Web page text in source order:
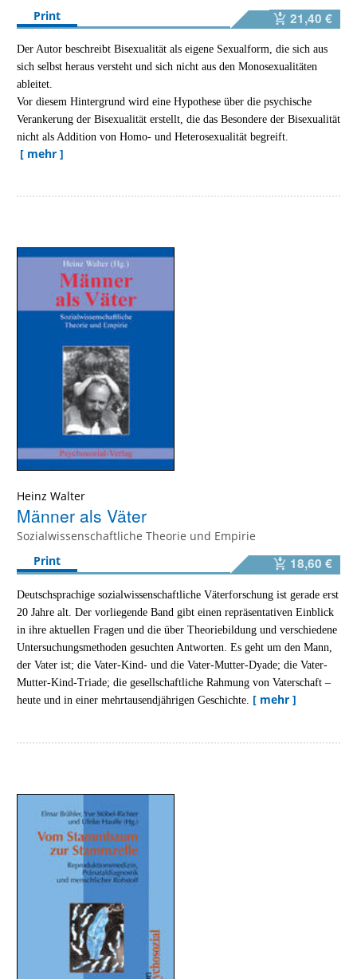
Print 21,40 €
Der Autor beschreibt Bisexualität als eigene Sexualform, die sich aus
sich selbst heraus versteht und sich nicht aus den Monosexualitäten
ableitet.
Vor diesem Hintergrund wird eine Hypothese über die psychische
Verankerung der Bisexualität erstellt, die das Besondere der Bisexualität
nicht als Addition von Homo- und Heterosexualität begreift.
[ mehr ]
Heinz Walter
Männer als Väter
Sozialwissenschaftliche Theorie und Empirie
Print
18,60 €
Deutschsprachige sozialwissenschaftliche Väterforschung ist gerade erst
20 Jahre alt. Der vorliegende Band gibt einen repräsentativen Einblick
in ihre aktuellen Fragen und die über Theoriebildung und verschiedene
Untersuchungsmethoden gesuchten Antworten. Es geht um den Mann,
der Vater ist; die Vater-Kind- und die Vater-Mutter-Dyade; die Vater-
Mutter-Kind-Triade; die gesellschaftliche Rahmung von Vaterschaft –
heute und in einer mehrtausendjährigen Geschichte. [ mehr ]